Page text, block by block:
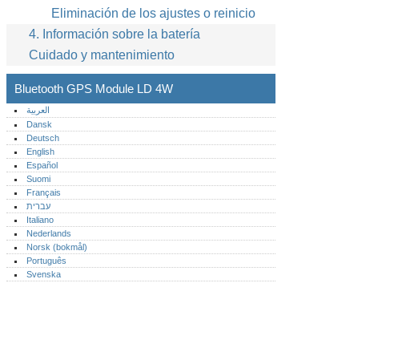
Eliminación de los ajustes o reinicio
4. Información sobre la batería
Cuidado y mantenimiento
Bluetooth GPS Module LD 4W
العربية
Dansk
Deutsch
English
Español
Suomi
Français
עברית
Italiano
Nederlands
Norsk (bokmål)‎
Português‎
Svenska